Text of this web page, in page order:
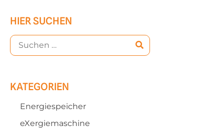
HIER SUCHEN
KATEGORIEN
Energiespeicher
eXergiemaschine